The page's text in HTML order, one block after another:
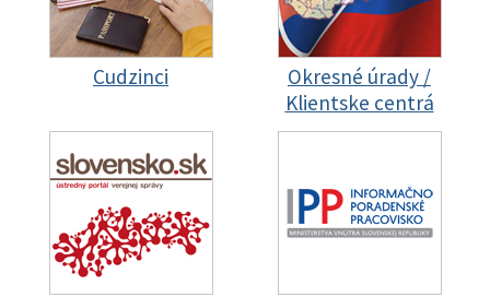
Cudzinci
Okresné úrady /
Klientske centrá